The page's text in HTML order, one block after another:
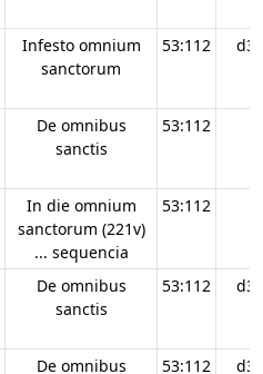
Infesto omnium
sanctorum
53:112 d34
De omnibus
sanctis
53:112
In die omnium
sanctorum (221v)
... sequencia
53:112
De omnibus
sanctis
53:112 d34
De omnibus
53:112 d34